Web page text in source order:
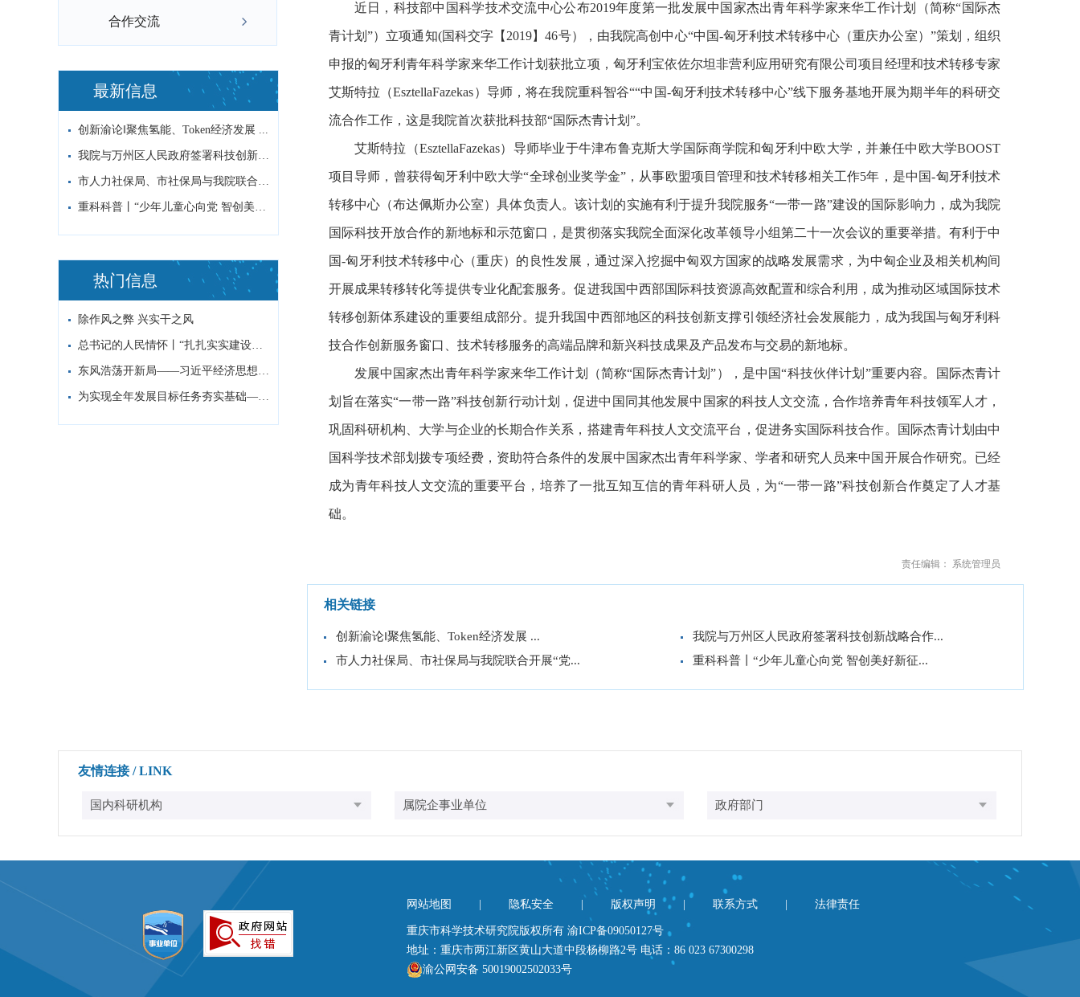
合作交流
最新信息
创新渝论‖聚焦氢能、Token经济发展 ...
我院与万州区人民政府签署科技创新战略合作...
市人力社保局、市社保局与我院联合开展“党...
重科科普丨“少年儿童心向党 智创美好新征...
热门信息
除作风之弊 兴实干之风
总书记的人民情怀丨“扎扎实实建设现代化产...
东风浩荡开新局——习近平经济思想指引中国...
为实现全年发展目标任务夯实基础——习近平...
近日，科技部中国科学技术交流中心公布2019年度第一批发展中国家杰出青年科学家来华工作计划（简称“国际杰
青计划”）立项通知(国科交字【2019】46号），由我院高创中心“中国-匈牙利技术转移中心（重庆办公室）”策划，组织
申报的匈牙利青年科学家来华工作计划获批立项，匈牙利宝依佐尔坦非营利应用研究有限公司项目经理和技术转移专家
艾斯特拉（EsztellaFazekas）导师，将在我院重科智谷““中国-匈牙利技术转移中心”线下服务基地开展为期半年的科研交
流合作工作，这是我院首次获批科技部“国际杰青计划”。
艾斯特拉（EsztellaFazekas）导师毕业于牛津布鲁克斯大学国际商学院和匈牙利中欧大学，并兼任中欧大学BOOST
项目导师，曾获得匈牙利中欧大学“全球创业奖学金”，从事欧盟项目管理和技术转移相关工作5年，是中国-匈牙利技术
转移中心（布达佩斯办公室）具体负责人。该计划的实施有利于提升我院服务“一带一路”建设的国际影响力，成为我院
国际科技开放合作的新地标和示范窗口，是贯彻落实我院全面深化改革领导小组第二十一次会议的重要举措。有利于中
国-匈牙利技术转移中心（重庆）的良性发展，通过深入挖掘中匈双方国家的战略发展需求，为中匈企业及相关机构间
开展成果转移转化等提供专业化配套服务。促进我国中西部国际科技资源高效配置和综合利用，成为推动区域国际技术
转移创新体系建设的重要组成部分。提升我国中西部地区的科技创新支撑引领经济社会发展能力，成为我国与匈牙利科
技合作创新服务窗口、技术转移服务的高端品牌和新兴科技成果及产品发布与交易的新地标。
发展中国家杰出青年科学家来华工作计划（简称“国际杰青计划”），是中国“科技伙伴计划”重要内容。国际杰青计
划旨在落实“一带一路”科技创新行动计划，促进中国同其他发展中国家的科技人文交流，合作培养青年科技领军人才，
巩固科研机构、大学与企业的长期合作关系，搭建青年科技人文交流平台，促进务实国际科技合作。国际杰青计划由中
国科学技术部划拨专项经费，资助符合条件的发展中国家杰出青年科学家、学者和研究人员来中国开展合作研究。已经
成为青年科技人文交流的重要平台，培养了一批互知互信的青年科研人员，为“一带一路”科技创新合作奠定了人才基
础。
责任编辑： 系统管理员
相关链接
创新渝论‖聚焦氢能、Token经济发展 ...
我院与万州区人民政府签署科技创新战略合作...
市人力社保局、市社保局与我院联合开展“党...
重科科普丨“少年儿童心向党 智创美好新征...
友情连接 / LINK
网站地图 隐私安全 版权声明 联系方式 法律责任
重庆市科学技术研究院版权所有 渝ICP备09050127号
地址：重庆市两江新区黄山大道中段杨柳路2号 电话：86 023 67300298
渝公网安备 50019002502033号